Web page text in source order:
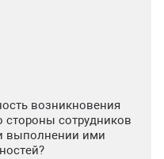
возникновения
стороны сотрудников
выполнении ими